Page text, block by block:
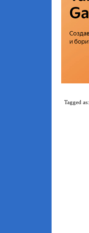
Tagged as: